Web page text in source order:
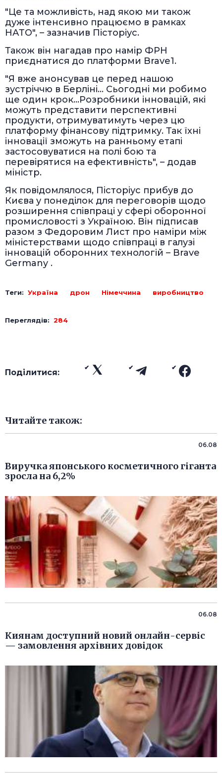
"Це та можливість, над якою ми також
дуже інтенсивно працюємо в рамках
НАТО", – зазначив Пісторіус.
Також він нагадав про намір ФРН
приєднатися до платформи Brave1.
"Я вже анонсував це перед нашою
зустріччю в Берліні… Сьогодні ми робимо
ще один крок…Розробники інновацій, які
можуть представити перспективні
продукти, отримуватимуть через цю
платформу фінансову підтримку. Так їхні
інновації зможуть на ранньому етапі
застосовуватися на полі бою та
перевірятися на ефективність", – додав
міністр.
Як повідомлялося, Пісторіус прибув до
Києва у понеділок для переговорів щодо
розширення співпраці у сфері оборонної
промисловості з Україною. Він підписав
разом з Федоровим Лист про наміри між
міністерствами щодо співпраці в галузі
інновацій оборонних технологій – Brave
Germany .
Теги: Україна дрон Німеччина виробництво
Переглядів: 284
Поділитися:
Читайте також:
06.08
Виручка японського косметичного гіганта
зросла на 6,2%
06.08
Киянам доступний новий онлайн-сервіс
— замовлення архівних довідок